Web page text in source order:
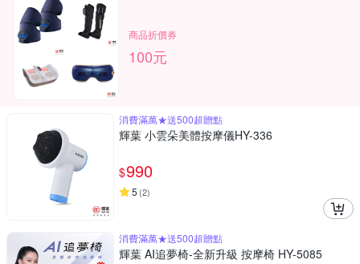
商品折價券
100元
消費滿萬★送500超贈點
輝葉 小雲朵美體按摩儀HY-336
$990
5 (2)
消費滿萬★送500超贈點
輝葉 AI追夢椅-全新升級 按摩椅 HY-5085